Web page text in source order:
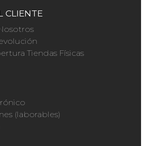
CLIENTE
Tiendas Físicas
(laborables)